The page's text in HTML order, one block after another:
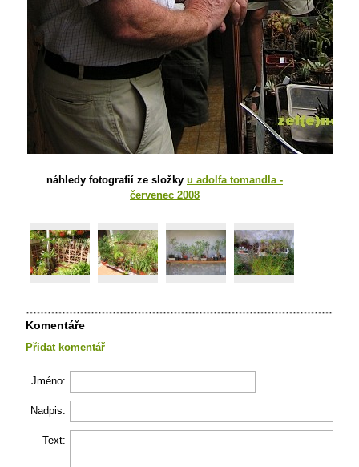
náhledy fotografií ze složky u adolfa tomandla -
červenec 2008
Komentáře
Přidat komentář
Jméno:
Nadpis:
Text: